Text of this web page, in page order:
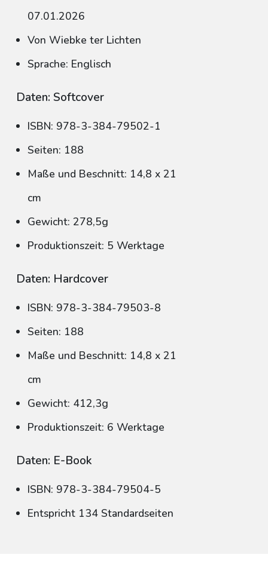
07.01.2026
Von Wiebke ter Lichten
Sprache: Englisch
Daten: Softcover
ISBN: 978-3-384-79502-1
Seiten: 188
Maße und Beschnitt: 14,8 x 21
cm
Gewicht: 278,5g
Produktionszeit: 5 Werktage
Daten: Hardcover
ISBN: 978-3-384-79503-8
Seiten: 188
Maße und Beschnitt: 14,8 x 21
cm
Gewicht: 412,3g
Produktionszeit: 6 Werktage
Daten: E-Book
ISBN: 978-3-384-79504-5
Entspricht 134 Standardseiten